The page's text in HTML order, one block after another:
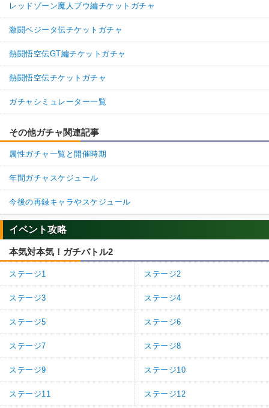
レッドゾーン魔人ブウ編チケットガチャ
激闘ベジータ伝チケットガチャ
熱闘悟空伝GT編チケットガチャ
熱闘悟空伝チケットガチャ
ガチャシミュレーター一覧
その他ガチャ関連記事
属性ガチャ一覧と開催時期
年間ガチャスケジュール
今後の再録キャラやスケジュール
イベント攻略
本気対本気！ガチバトル2
ステージ1 ステージ2
ステージ3 ステージ4
ステージ5 ステージ6
ステージ7 ステージ8
ステージ9 ステージ10
ステージ11 ステージ12